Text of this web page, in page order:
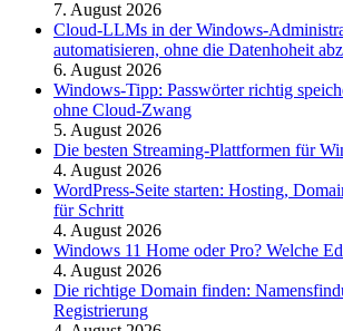
7. August 2026
Cloud-LLMs in der Windows-
automatisieren, ohne die Datenhoheit
6. August 2026
Windows-Tipp: Passwörter richtig
ohne Cloud-Zwang
5. August 2026
Die besten Streaming-Plattformen für
4. August 2026
WordPress-Seite starten: Hosting,
für Schritt
4. August 2026
Windows 11 Home oder Pro? Welche
4. August 2026
Die richtige Domain finden:
Registrierung